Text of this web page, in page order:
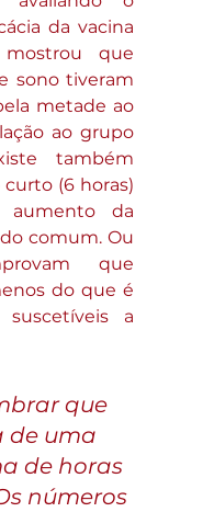
da vacina
que
sono tiveram
metade ao
ao grupo
também
(6 horas)
aumento da
comum. Ou
que
do que é
suscetíveis a
que
de uma
de horas
números